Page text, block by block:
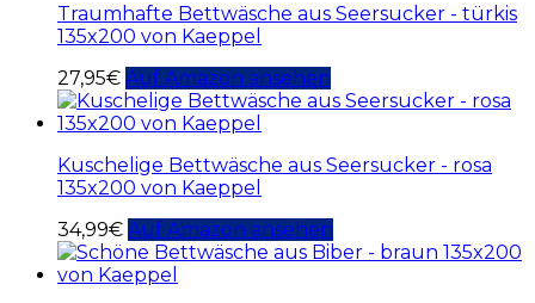
Traumhafte Bettwäsche aus Seersucker - türkis
135x200 von Kaeppel
27,95€ Auf Amazon ansehen
Kuschelige Bettwäsche aus Seersucker - rosa
135x200 von Kaeppel
34,99€ Auf Amazon ansehen